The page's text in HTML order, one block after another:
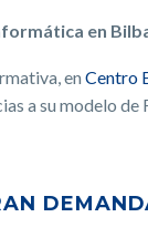
en
en Centro
a su modelo de